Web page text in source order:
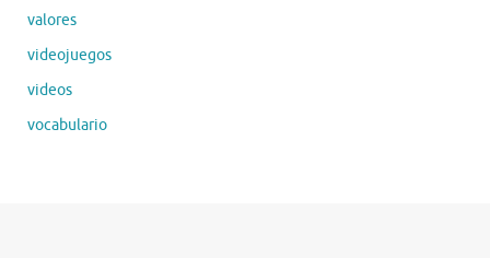
valores
videojuegos
videos
vocabulario